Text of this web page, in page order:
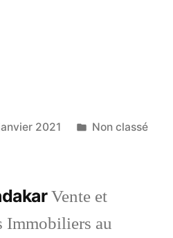
2021
Publié
Non classé
Vente et
Immobiliers au